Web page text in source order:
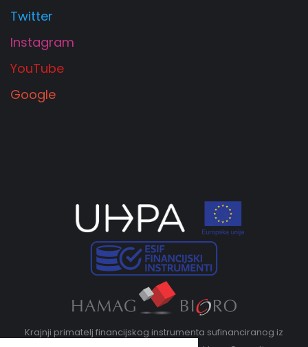
Twitter
Instagram
YouTube
Google
Krajnji primatelj financijskog instrumenta sufinanciranog iz